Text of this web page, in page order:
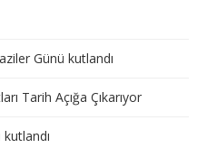
Günü kutlandı
Tarih Açığa Çıkarıyor